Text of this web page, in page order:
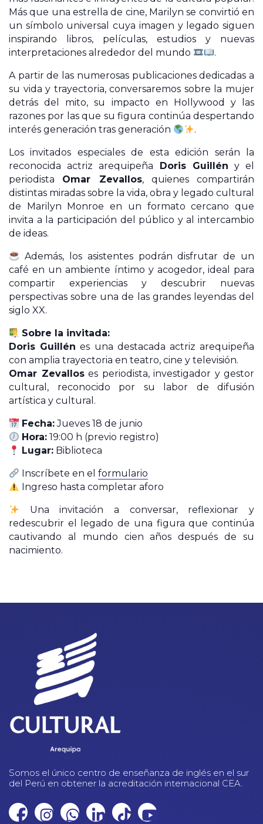
Más que una estrella de cine, Marilyn se convirtió en
un símbolo universal cuya imagen y legado siguen
inspirando libros, películas, estudios y nuevas
interpretaciones alrededor del mundo
.
A partir de las numerosas publicaciones dedicadas a
su vida y trayectoria, conversaremos sobre la mujer
detrás del mito, su impacto en Hollywood y las
razones por las que su figura continúa despertando
interés generación tras generación
.
Los invitados especiales de esta edición serán la
reconocida actriz arequipeña Doris Guillén y el
periodista Omar Zevallos, quienes compartirán
distintas miradas sobre la vida, obra y legado cultural
de Marilyn Monroe en un formato cercano que
invita a la participación del público y al intercambio
de ideas.
Además, los asistentes podrán disfrutar de un
café en un ambiente íntimo y acogedor, ideal para
compartir experiencias y descubrir nuevas
perspectivas sobre una de las grandes leyendas del
siglo XX.
Sobre la invitada:
Doris Guillén es una destacada actriz arequipeña
con amplia trayectoria en teatro, cine y televisión.
Omar Zevalloses periodista, investigador y gestor
cultural, reconocido por su labor de difusión
artística y cultural.
Fecha:Jueves 18 de junio
Hora: 19:00 h (previo registro)
Lugar: Biblioteca
Inscríbete en elformulario
Ingreso hasta completar aforo
Una invitación a conversar, reflexionar y
redescubrir el legado de una figura que continúa
cautivando al mundo cien años después de su
nacimiento.
Somos el único centro de enseñanza de inglés en el sur
del Perú en obtener la acreditación internacional CEA.